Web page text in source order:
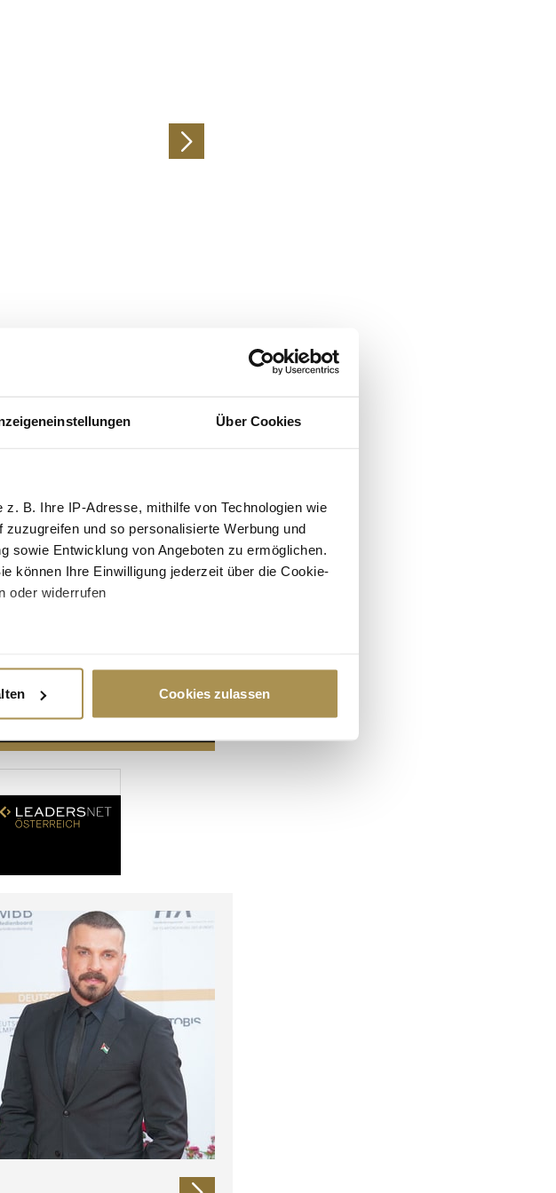
Über Cookies
B. Ihre IP-Adresse, mithilfe von Technologien wie
und so personalisierte Werbung und
sowie Entwicklung von Angeboten zu ermöglichen.
können Ihre Einwilligung jederzeit über die Cookie-
oder widerrufen
und legen Sie Ihre Präferenzen im
für soziale Medien anbieten zu können
weiter. Unsere Partner führen diese Informationen
haben oder die sie im Rahmen Ihrer Nutzung
Cookies zulassen